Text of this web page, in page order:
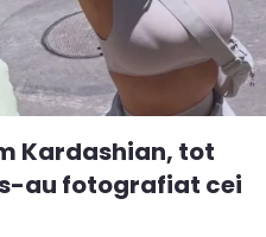
Kardashian, tot
au fotografiat cei